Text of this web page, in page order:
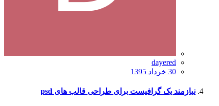
dayered
30 خرداد 1395
نیازمند یک گرافیست برای طراحی قالب های psd